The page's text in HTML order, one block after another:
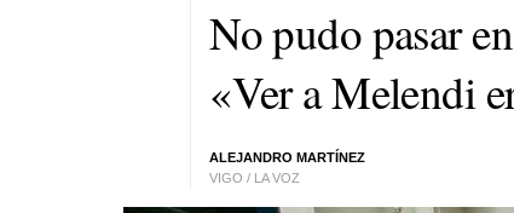
No pudo pasar
«Ver a Melendi
ALEJANDRO MARTÍNEZ
VIGO / LA VOZ